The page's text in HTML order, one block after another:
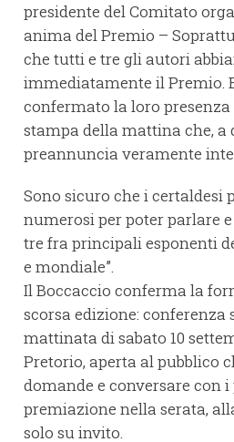
presidente del Comitato
anima del Premio –
che tutti e tre gli autori
immediatamente il Premio.
confermato la loro
stampa della mattina che, a
preannuncia veramente
Sono sicuro che i certaldesi
numerosi per poter parlare
tre fra principali esponenti
e mondiale”.
Il Boccaccio conferma la
scorsa edizione:
mattinata di sabato 10
Pretorio, aperta al pubblico
domande e conversare con
premiazione nella serata,
solo su invito.